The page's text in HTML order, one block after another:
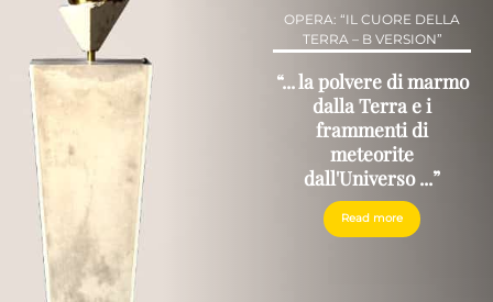
OPERA: “IL CUORE DELLA
TERRA – B VERSION”
“... la polvere di marmo
dalla Terra e i
frammenti di
meteorite
dall'Universo ...”
Read more